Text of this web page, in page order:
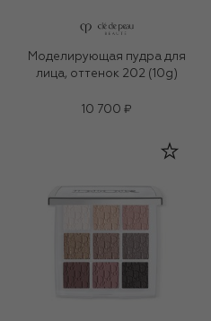
Моделирующая пудра для
лица, оттенок 202 (10g)
10 700 ₽